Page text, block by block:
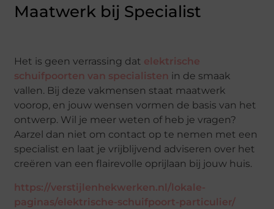
Maatwerk bij Specialist
Het is geen verrassing dat elektrische
schuifpoorten van specialisten in de smaak
vallen. Bij deze vakmensen staat maatwerk
voorop, en jouw wensen vormen de basis van het
ontwerp. Wil je meer weten of heb je vragen?
Aarzel dan niet om contact op te nemen met een
specialist en laat je vrijblijvend adviseren over het
creëren van een flairevolle oprijlaan bij jouw huis.
https://verstijlenhekwerken.nl/lokale-
paginas/elektrische-schuifpoort-particulier/